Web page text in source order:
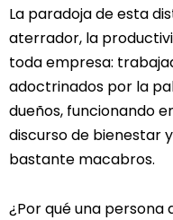
La paradoja de esta
aterrador, la
toda empresa:
adoctrinados por la
dueños, funcionando
discurso de bienestar
bastante macabros.
¿Por qué una